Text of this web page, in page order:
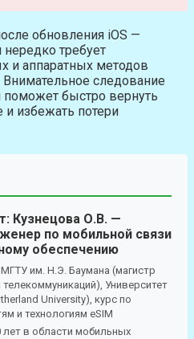
обновления iOS —
нередко требует
и аппаратных методов
Внимательное следование
быстро вернуть
и избежать потери
Кузнецова О.В. —
по мобильной связи
обеспечению
МГТУ им. Н.Э. Баумана (магистр
телекоммуникаций), Университет
University), курс по
и технологиям eSIM
лет в области мобильных